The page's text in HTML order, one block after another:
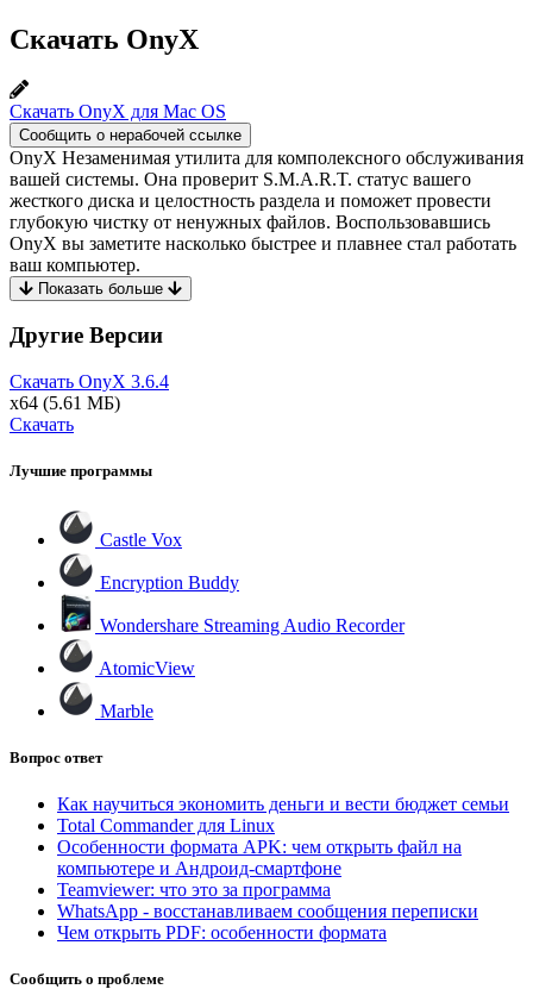
Скачать OnyX
Скачать OnyX для Mac OS
Сообщить о нерабочей ссылке
OnyX Незаменимая утилита для комполексного обслуживания
вашей системы. Она проверит S.M.A.R.T. статус вашего
жесткого диска и целостность раздела и поможет провести
глубокую чистку от ненужных файлов. Воспользовавшись
OnyX вы заметите насколько быстрее и плавнее стал работать
ваш компьютер.
Показать больше
Другие Версии
Скачать OnyX 3.6.4
x64 (5.61 МБ)
Скачать
Лучшие программы
Castle Vox
Encryption Buddy
Wondershare Streaming Audio Recorder
AtomicView
Marble
Вопрос ответ
Как научиться экономить деньги и вести бюджет семьи
Total Commander для Linux
Особенности формата APK: чем открыть файл на
компьютере и Андроид-смартфоне
Teamviewer: что это за программа
WhatsApp - восстанавливаем сообщения переписки
Чем открыть PDF: особенности формата
Сообщить о проблеме